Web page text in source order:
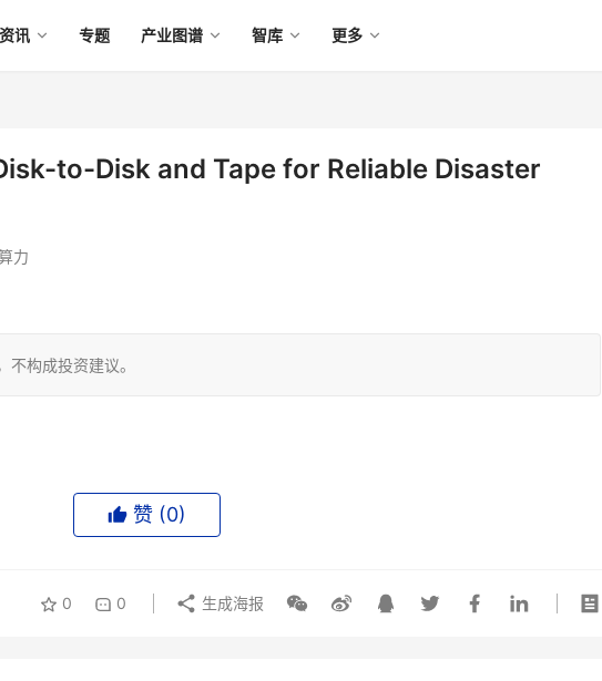
资讯 专题 产业图谱 智库 更多
to-Disk and Tape for Reliable Disaster
力
构成投资建议。
赞 (0)
0 0 生成海报